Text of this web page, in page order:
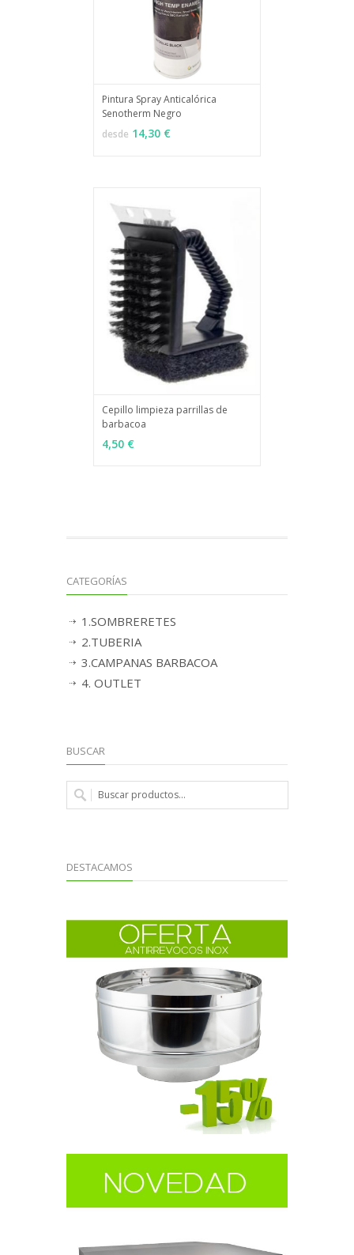
VER OPCIONES
Pintura Spray Anticalórica
Senotherm Negro
desde 14,30 €
AÑADIR
Cepillo limpieza parrillas de
barbacoa
4,50 €
CATEGORÍAS
1.SOMBRERETES
2.TUBERIA
3.CAMPANAS BARBACOA
4. OUTLET
BUSCAR
DESTACAMOS